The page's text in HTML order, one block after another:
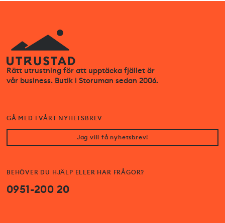
Rätt utrustning för att upptäcka fjället är
vår business. Butik i Storuman sedan 2006.
BEHÖVER DU HJÄLP ELLER HAR FRÅGOR?
0951-200 20
GÅ MED I VÅRT NYHETSBREV
Jag vill få nyhetsbrev!